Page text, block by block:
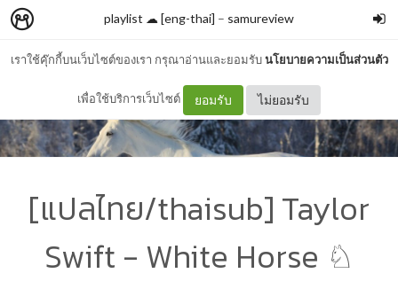
เราใช้คุ๊กกี้บนเว็บไซต์ของเรา กรุณาอ่านและยอมรับนโยบายความเป็นส่วนตัว
เพื่อใช้บริการเว็บไซต์ ยอมรับ ไม่ยอมรับ
playlist ☁︎ [eng-thai] – samureview
[แปลไทย/thaisub] Taylor
Swift - White Horse ♘